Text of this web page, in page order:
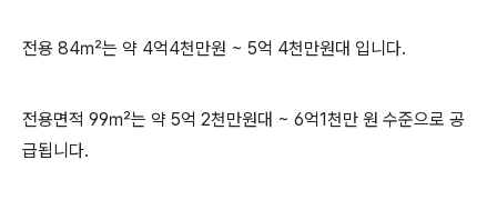
전용 84㎡는 약 4억4천만원 ~ 5억 4천만원대 입니다.
전용면적 99㎡는 약 5억 2천만원대 ~ 6억1천만 원 수준으로 공
급됩니다.